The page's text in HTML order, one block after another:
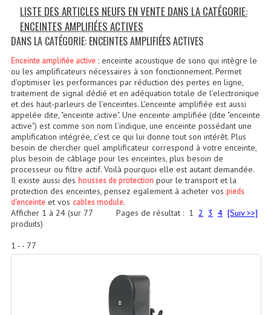
Recevoir Nos Promotions
Faire Votre Devis
CATÉGORIES
Sonorisation
Accessoires Pieds Cellules Diamants
Accessoires Enceintes
Accessoires Micro, Pieds De Régie
Cellule (s)
Diamants
Selecteurs Audio Vidéo
Amplificateurs
Amplificateurs Multi-Canaux
LISTE DES ARTICLES NEUFS EN VENTE DANS LA CATÉGORIE:
ENCEINTES AMPLIFIÉES ACTIVES
DANS LA CATÉGORIE: ENCEINTES AMPLIFIÉES ACTIVES
Enceinte amplifiée active: enceinte acoustique de sono qui intègre le
ou les amplificateurs nécessaires à son fonctionnement. Permet
d'optimiser les performances par réduction des pertes en ligne,
traitement de signal dédié et en adéquation totale de l'electronique
et des haut-parleurs de l'enceintes. L'enceinte amplifiée est aussi
appelée dite, "enceinte active". Une enceinte amplifiée (dite "enceinte
active") est comme son nom l’indique, une enceinte possédant une
amplification intégrée, c’est ce qui lui donne tout son intérêt. Plus
besoin de chercher quel amplificateur correspond à votre enceinte,
plus besoin de câblage pour les enceintes, plus besoin de
processeur ou filtre actif. Voilà pourquoi elle est autant demandée.
Il existe aussi des housses de protectionpour le transport et la
protection des enceintes, pensez egalement à acheter vos pieds
d'enceinteet vos cables module.
Pages de résultat : 1 2 3 4 [Suiv >>]
Afficher 1 à 24(sur 77
produits)
1 - - 77